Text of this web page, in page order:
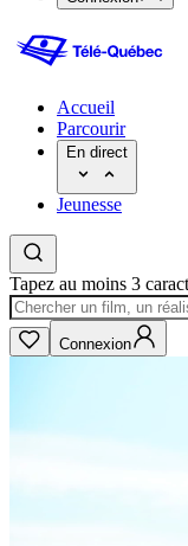
Accueil
Parcourir
En direct
Jeunesse
Tapez au moins 3
Connexion